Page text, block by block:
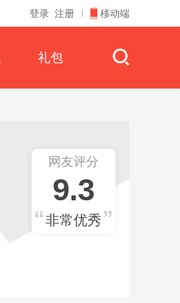
登录 注册 移动端
礼包
网友评分
9.3
非常优秀